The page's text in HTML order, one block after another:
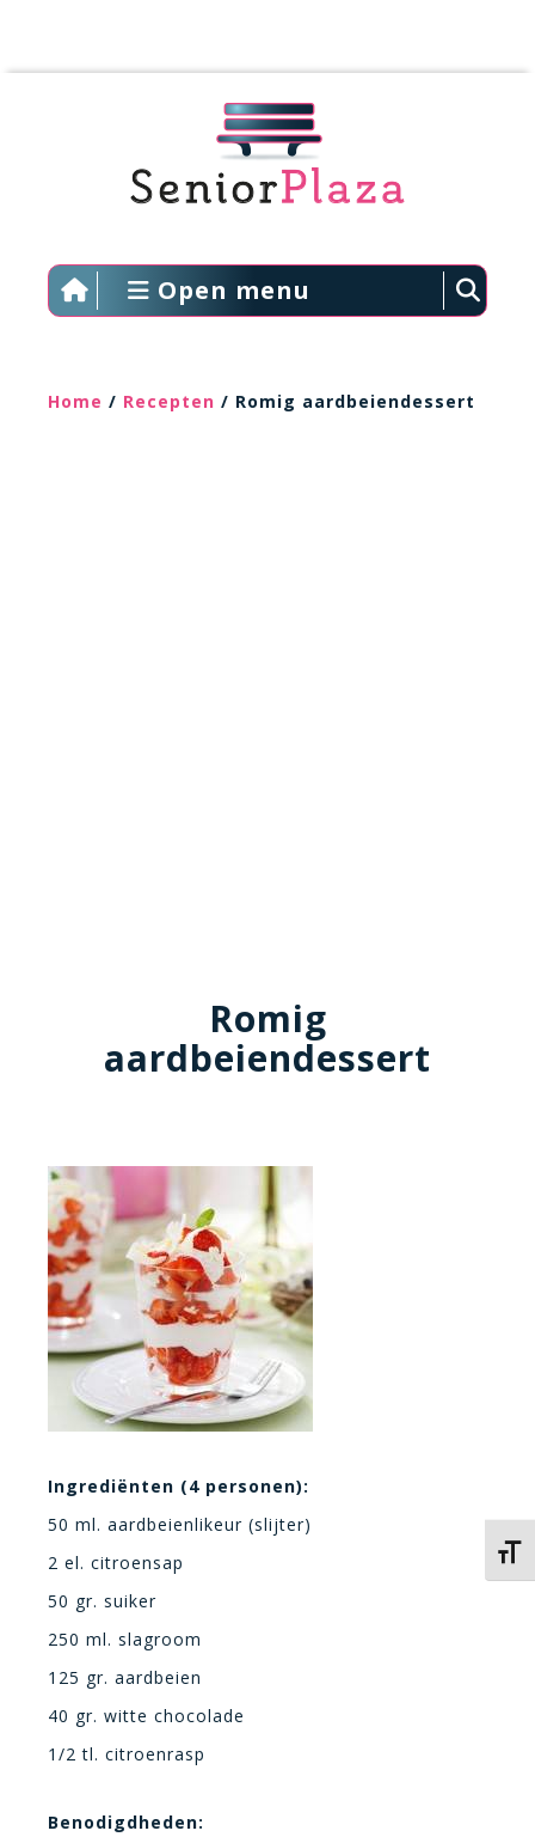
Open menu
Home / Recepten / Romig aardbeiendessert
Romig
aardbeiendessert
Ingrediënten (4 personen):
50 ml. aardbeienlikeur (slijter)
2 el. citroensap
50 gr. suiker
250 ml. slagroom
125 gr. aardbeien
40 gr. witte chocolade
1/2 tl. citroenrasp
Benodigdheden: